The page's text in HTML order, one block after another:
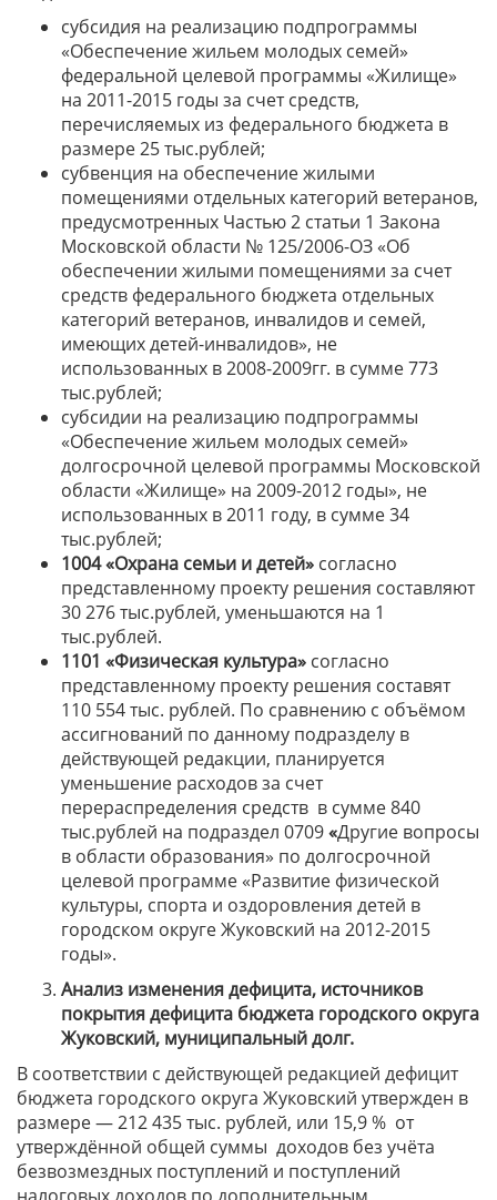
субсидия на реализацию подпрограммы
«Обеспечение жильем молодых семей»
федеральной целевой программы «Жилище»
на 2011-2015 годы за счет средств,
перечисляемых из федерального бюджета в
размере 25 тыс.рублей;
субвенция на обеспечение жилыми
помещениями отдельных категорий ветеранов,
предусмотренных Частью 2 статьи 1 Закона
Московской области № 125/2006-ОЗ «Об
обеспечении жилыми помещениями за счет
средств федерального бюджета отдельных
категорий ветеранов, инвалидов и семей,
имеющих детей-инвалидов», не
использованных в 2008-2009гг. в сумме 773
тыс.рублей;
субсидии на реализацию подпрограммы
«Обеспечение жильем молодых семей»
долгосрочной целевой программы Московской
области «Жилище» на 2009-2012 годы», не
использованных в 2011 году, в сумме 34
тыс.рублей;
1004 «Охрана семьи и детей» согласно
представленному проекту решения составляют
30 276 тыс.рублей, уменьшаются на 1
тыс.рублей.
1101 «Физическая культура» согласно
представленному проекту решения составят
110 554 тыс. рублей. По сравнению с объёмом
ассигнований по данному подразделу в
действующей редакции, планируется
уменьшение расходов за счет
перераспределения средств в сумме 840
тыс.рублей на подраздел 0709«Другие вопросы
в области образования» по долгосрочной
целевой программе «Развитие физической
культуры, спорта и оздоровления детей в
городском округе Жуковский на 2012-2015
годы».
Анализ изменения дефицита, источников
покрытия дефицита бюджета городского округа
Жуковский, муниципальный долг.
В соответствии с действующей редакцией дефицит
бюджета городского округа Жуковский утвержден в
размере — 212 435 тыс. рублей, или 15,9 % от
утверждённой общей суммы доходов без учёта
безвозмездных поступлений и поступлений